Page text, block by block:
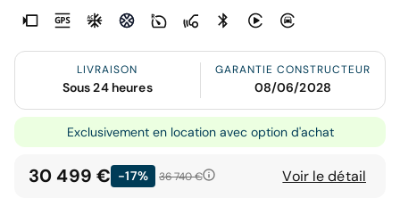
LIVRAISON
Sous 24 heures
GARANTIE CONSTRUCTEUR
08/06/2028
Exclusivement en location avec option d'achat
30 499 € -17% 36 740 € Voir le détail